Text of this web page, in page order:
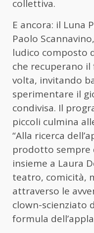
collettiva.
E ancora: il Luna
Paolo
ludico composto
che recuperano
volta, invitando
sperimentare il
condivisa. Il
piccoli culmina
“Alla ricerca
prodotto sempre
insieme a Laura
teatro, comicità,
attraverso le
clown-scienziato
formula